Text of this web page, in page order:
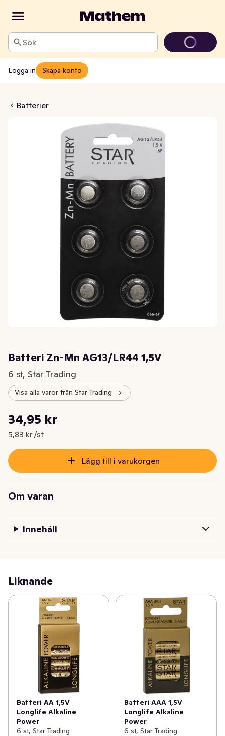
Sök
Logga in Skapa konto
Batterier
AG13/LR44 1,5V
Batteri Zn-Mn AG13/LR44 1,5V
6 st, Star Trading
Visa alla varor från Star Trading
Nuvarande pris är: 34,95 kr
34,95 kr
5,83 kr /st
Styckpris: 5,83 kr /st
Lägg till i varukorgen
Om varan
Innehåll
Liknande
Batteri AA 1,5V
Longlife Alkaline
Power
6 st, Star Trading
Batteri AAA 1,5V
Longlife Alkaline
Power
6 st, Star Trading